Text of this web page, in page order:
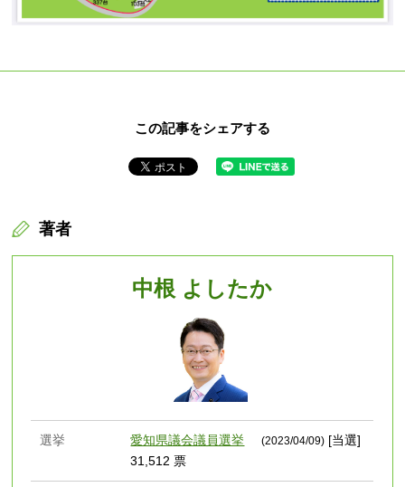
この記事をシェアする
著者
中根 よしたか
選挙 愛知県議会議員選挙 (2023/04/09) [当選]
31,512 票